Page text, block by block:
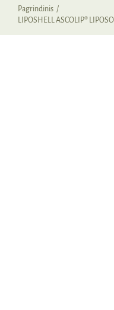
Supermaistas
Pagrindinis
LIPOSHELL ASCOLIP®